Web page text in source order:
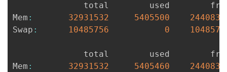
total        used
Mem : 32931532 5405500
Swap : 10485756 0
total        used
Mem : 32931532 5405460